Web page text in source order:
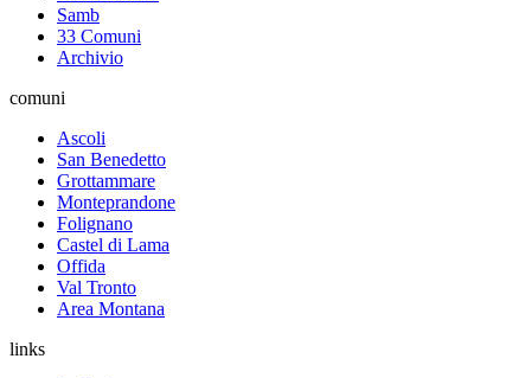
Samb
33 Comuni
Archivio
comuni
Ascoli
San Benedetto
Grottammare
Monteprandone
Folignano
Castel di Lama
Offida
Val Tronto
Area Montana
links